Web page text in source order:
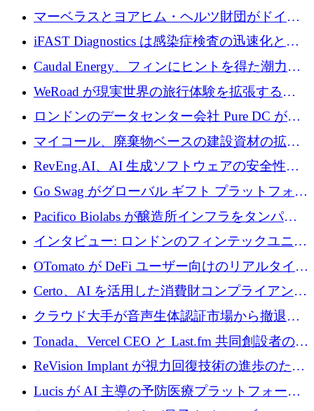
を与える
マーベラスとヨアヒム・ヘルツ財団がドイツ
の商業化ギャップを埋めるために2,000万ユー
ロのディープテック基金を立ち上げる
iFAST Diagnostics は感染症検査の迅速化と抗
菌薬耐性への取り組みに 500 万ポンドを寄付
Caudal Energy、フィンにヒントを得た潮力発
電技術の規模拡大に向けて 430 万ポンドを調
WeRoad が現実世界の旅行体験を拡張するた
めに 5,800 万ドルを獲得
ロンドンのデータセンター会社 Pure DC が欧
州と中東の拡張に 27 億ドルを確保
マイコール、廃棄物ベースの建設資材の拡大
に400万ポンドを投資
RevEng.AI、AI 生成ソフトウェアの安全性を
確保するために 1,500 万ドルを調達
Go Swag がグローバル ギフト プラットフォー
ムを拡大するために 500 万ドルを調達
Pacifico Biolabs が醸造所インフラをタンパク
質生産に転換するために 700 万ユーロを調達
インタビュー: ロンドンのフィンテックユニコ
ーン Tide の CEO、オリバー・プリル氏
OTomato が DeFi ユーザー向けのリアルタイム
インテリジェンス レイヤーを構築するために
Improbable から 200 万ドルを調達
Certo、AI を活用した消費財コンプライアンス
プラットフォームのために 400 万ドルを調達
クラウド大手が音声生体認証市場から撤退す
るなか、Voxmindが54万6,000ポンドのプレシ
ード資金を調達
Tonada、Vercel CEO と Last.fm 共同創設者の支
援を受けてステルス撤退
ReVision Implant が視力回復技術の進歩のため
に 400 万ユーロを確保
Lucis が AI 主導の予防医療プラットフォーム